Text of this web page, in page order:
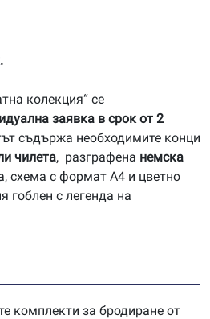
.
колекция“ се
заявка в срок от 2
съдържа необходимите конци
чилета, разграфена немска
схема с формат А4 и цветно
гоблен с легенда на
комплекти за бродиране от